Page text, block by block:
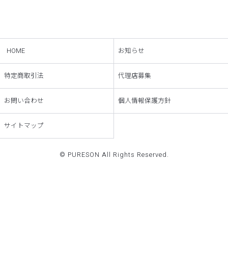
HOME お知らせ
特定商取引法 代理店募集
お問い合わせ 個人情報保護方針
サイトマップ
© PURESON All Rights Reserved.